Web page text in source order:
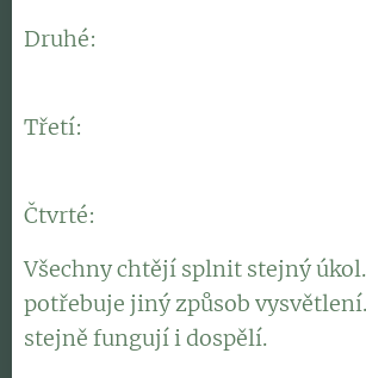
Druhé: 👉
Třetí: 👉
Čtvrté:👉
Všechny chtějí splnit stejný
potřebuje jiný způsob
stejně fungují i dospělí.